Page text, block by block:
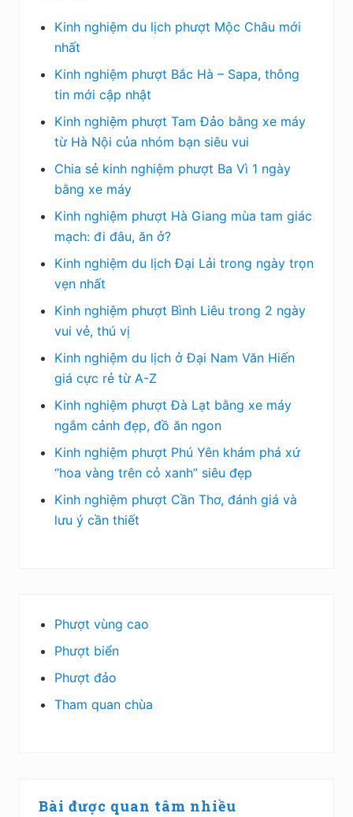
Kinh nghiệm du lịch phượt Mộc Châu mới
nhất
Kinh nghiệm phượt Bắc Hà – Sapa, thông
tin mới cập nhật
Kinh nghiệm phượt Tam Đảo bằng xe máy
từ Hà Nội của nhóm bạn siêu vui
Chia sẻ kinh nghiệm phượt Ba Vì 1 ngày
bằng xe máy
Kinh nghiệm phượt Hà Giang mùa tam giác
mạch: đi đâu, ăn ở?
Kinh nghiệm du lịch Đại Lải trong ngày trọn
vẹn nhất
Kinh nghiệm phượt Bình Liêu trong 2 ngày
vui vẻ, thú vị
Kinh nghiệm du lịch ở Đại Nam Văn Hiến
giá cực rẻ từ A-Z
Kinh nghiệm phượt Đà Lạt bằng xe máy
ngắm cảnh đẹp, đồ ăn ngon
Kinh nghiệm phượt Phú Yên khám phá xứ
“hoa vàng trên cỏ xanh” siêu đẹp
Kinh nghiệm phượt Cần Thơ, đánh giá và
lưu ý cần thiết
Phượt vùng cao
Phượt biển
Phượt đảo
Tham quan chùa
Bài được quan tâm nhiều